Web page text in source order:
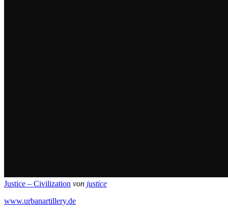
Justice – Civilization von justice
www.urbanartillery.de